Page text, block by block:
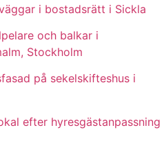
i bostadsrätt i Sickla
och balkar i
Stockholm
på sekelskifteshus i
efter hyresgästanpassning